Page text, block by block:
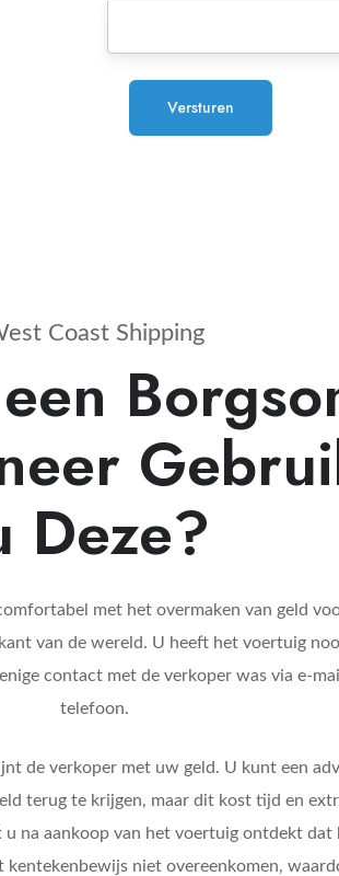
Coast Shipping
Deze?
met het overmaken van geld
van de wereld. U heeft het voertuig
contact met de verkoper was via e-
telefoon.
de verkoper met uw geld. U kunt een
terug te krijgen, maar dit kost tijd en
u na aankoop van het voertuig ontdekt dat
kentekenbewijs niet overeenkomen,